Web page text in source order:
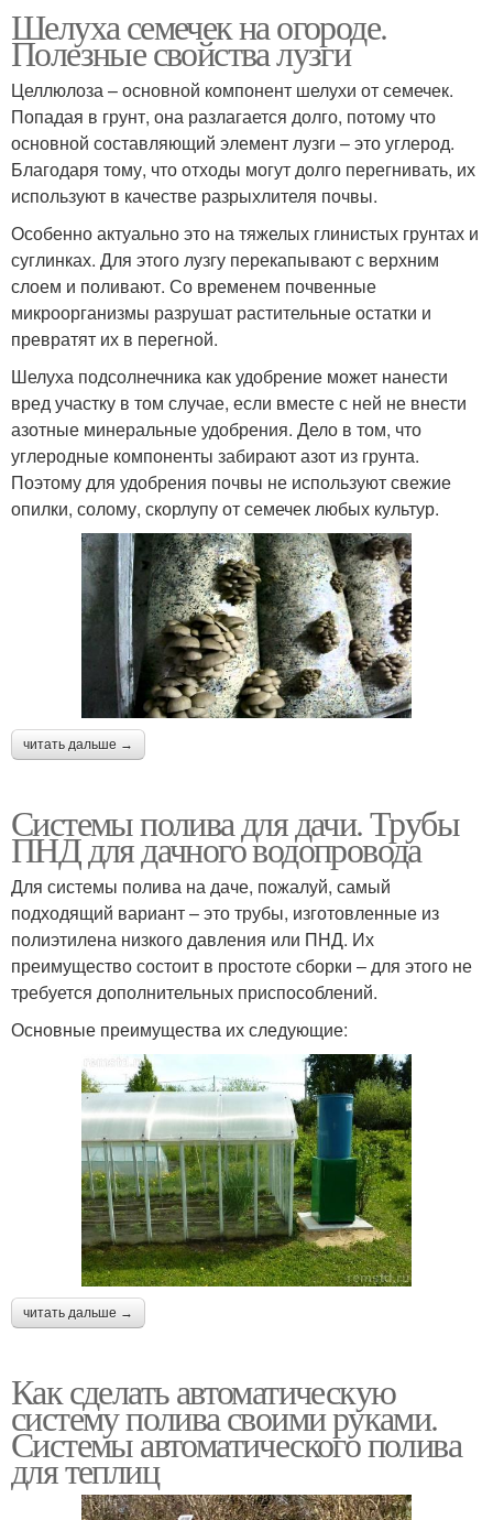
Шелуха семечек на огороде.
Полезные свойства лузги
Целлюлоза – основной компонент шелухи от семечек.
Попадая в грунт, она разлагается долго, потому что
основной составляющий элемент лузги – это углерод.
Благодаря тому, что отходы могут долго перегнивать, их
используют в качестве разрыхлителя почвы.
Особенно актуально это на тяжелых глинистых грунтах и
суглинках. Для этого лузгу перекапывают с верхним
слоем и поливают. Со временем почвенные
микроорганизмы разрушат растительные остатки и
превратят их в перегной.
Шелуха подсолнечника как удобрение может нанести
вред участку в том случае, если вместе с ней не внести
азотные минеральные удобрения. Дело в том, что
углеродные компоненты забирают азот из грунта.
Поэтому для удобрения почвы не используют свежие
опилки, солому, скорлупу от семечек любых культур.
читать дальше →
Системы полива для дачи. Трубы
ПНД для дачного водопровода
Для системы полива на даче, пожалуй, самый
подходящий вариант – это трубы, изготовленные из
полиэтилена низкого давления или ПНД. Их
преимущество состоит в простоте сборки – для этого не
требуется дополнительных приспособлений.
Основные преимущества их следующие:
читать дальше →
Как сделать автоматическую
систему полива своими руками.
Системы автоматического полива
для теплиц